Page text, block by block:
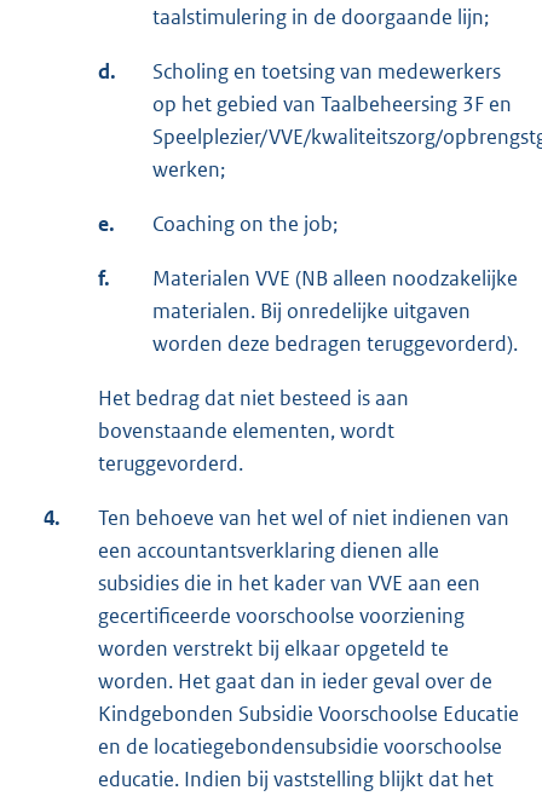
taalstimulering in de doorgaande lijn;
d.
Scholing en toetsing van medewerkers
op het gebied van Taalbeheersing 3F en
Speelplezier/VVE/kwaliteitszorg/
werken;
e. Coaching on the job;
f.
Materialen VVE (NB alleen noodzakelijke
materialen. Bij onredelijke uitgaven
worden deze bedragen teruggevorderd).
Het bedrag dat niet besteed is aan
bovenstaande elementen, wordt
teruggevorderd.
4.
Ten behoeve van het wel of niet indienen van
een accountantsverklaring dienen alle
subsidies die in het kader van VVE aan een
gecertificeerde voorschoolse voorziening
worden verstrekt bij elkaar opgeteld te
worden. Het gaat dan in ieder geval over de
Kindgebonden Subsidie Voorschoolse Educatie
en de locatiegebondensubsidie voorschoolse
educatie. Indien bij vaststelling blijkt dat het